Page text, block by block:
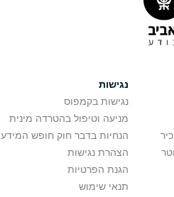
נגישות
נגישות בקמפוס
מניעה וטיפול בהטרדה מינית
הנחיות בדבר חוק חופש המידע
הצהרת נגישות
הגנת הפרטיות
תנאי שימוש